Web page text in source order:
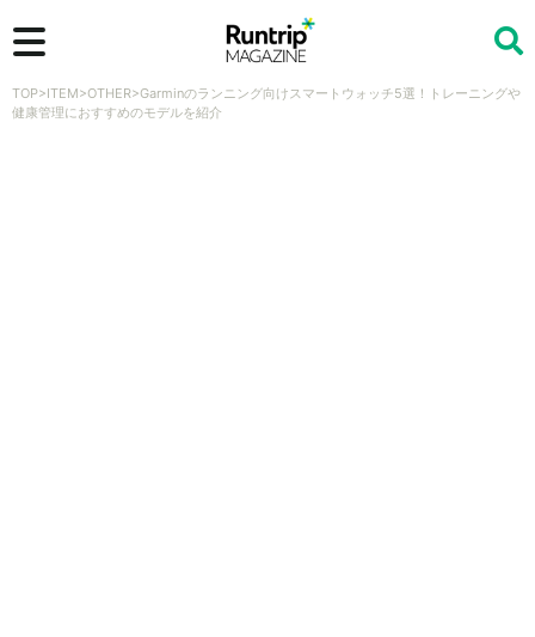
検索
TOP>ITEM>OTHER>Garminのランニング向けスマートウォッチ5選！トレーニングや
健康管理におすすめのモデルを紹介